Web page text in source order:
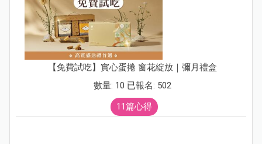
【免費試吃】實心蛋捲 窗花綻放｜彌月禮盒
數量: 10 已報名: 502
11篇心得